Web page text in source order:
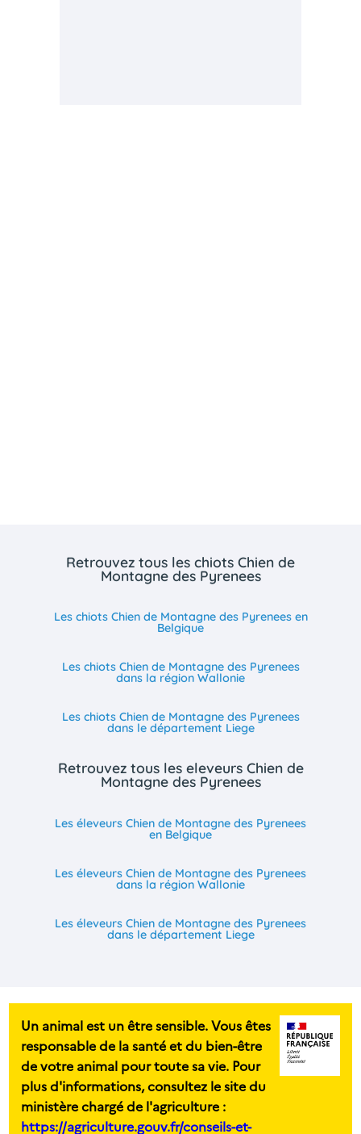
Retrouvez tous les chiots Chien de
Montagne des Pyrenees
Les chiots Chien de Montagne des Pyrenees en
Belgique
Les chiots Chien de Montagne des Pyrenees
dans la région Wallonie
Les chiots Chien de Montagne des Pyrenees
dans le département Liege
Retrouvez tous les eleveurs Chien de
Montagne des Pyrenees
Les éleveurs Chien de Montagne des Pyrenees
en Belgique
Les éleveurs Chien de Montagne des Pyrenees
dans la région Wallonie
Les éleveurs Chien de Montagne des Pyrenees
dans le département Liege
Un animal est un être sensible. Vous êtes
responsable de la santé et du bien-être
de votre animal pour toute sa vie. Pour
plus d'informations, consultez le site du
ministère chargé de l'agriculture :
https://agriculture.gouv.fr/conseils-et-